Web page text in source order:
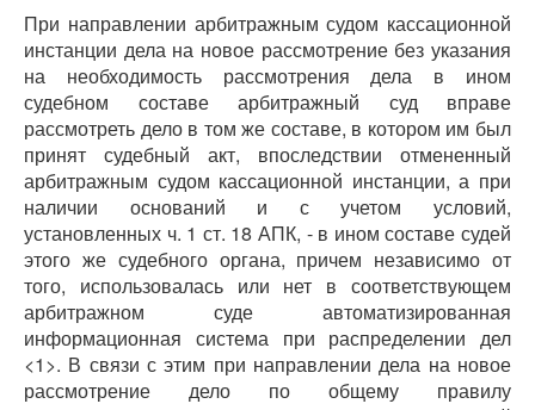
При направлении арбитражным судом кассационной
инстанции дела на новое рассмотрение без указания
на необходимость рассмотрения дела в ином
судебном составе арбитражный суд вправе
рассмотреть дело в том же составе, в котором им был
принят судебный акт, впоследствии отмененный
арбитражным судом кассационной инстанции, а при
наличии оснований и с учетом условий,
установленных ч. 1 ст. 18 АПК, - в ином составе судей
этого же судебного органа, причем независимо от
того, использовалась или нет в соответствующем
арбитражном суде автоматизированная
информационная система при распределении дел
<1>. В связи с этим при направлении дела на новое
рассмотрение дело по общему правилу